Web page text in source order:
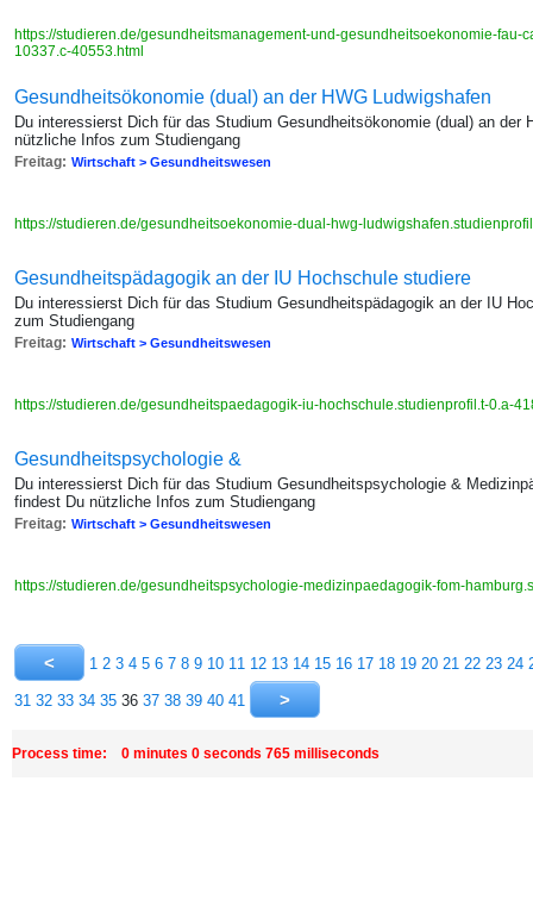
https://studieren.de/gesundheitsmanagement-und-gesundheitsoekonomie-fau-
10337.c-40553.html
Gesundheitsökonomie (dual) an der HWG Ludwigshafen
Du interessierst Dich für das Studium Gesundheitsökonomie (dual) an der
nützliche Infos zum Studiengang
Freitag: Wirtschaft > Gesundheitswesen
https://studieren.de/gesundheitsoekonomie-dual-hwg-
Gesundheitspädagogik an der IU Hochschule studiere
Du interessierst Dich für das Studium Gesundheitspädagogik an der IU
zum Studiengang
Freitag: Wirtschaft > Gesundheitswesen
https://studieren.de/gesundheitspaedagogik-iu-hochschule.studienprofil.t-0.a-
Gesundheitspsychologie &
Du interessierst Dich für das Studium Gesundheitspsychologie &
findest Du nützliche Infos zum Studiengang
Freitag: Wirtschaft > Gesundheitswesen
https://studieren.de/gesundheitspsychologie-medizinpaedagogik-fom-
1 2 3 4 5 6 7 8 9 10 11 12 13 14 15 16 17 18 19 20 21 22 23 24
31 32 33 34 35 36 37 38 39 40 41
Process time: 0 minutes 0 seconds 765 milliseconds